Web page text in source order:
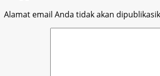
Alamat email Anda tidak akan